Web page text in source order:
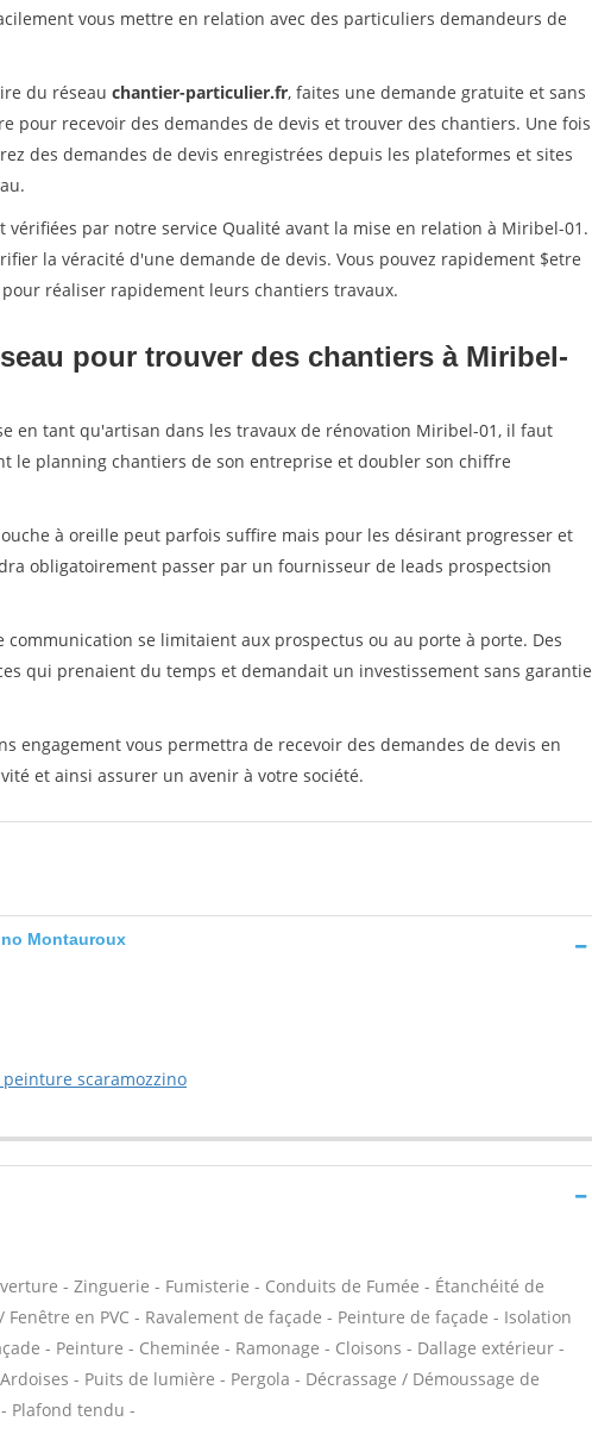
vous mettre en relation avec des particuliers demandeurs de
du réseau chantier-particulier.fr, faites une demande gratuite et sans
pour recevoir des demandes de devis et trouver des chantiers. Une fois
des demandes de devis enregistrées depuis les plateformes et sites
vérifiées par notre service Qualité avant la mise en relation à Miribel-01.
la véracité d'une demande de devis. Vous pouvez rapidement $etre
réaliser rapidement leurs chantiers travaux.
pour trouver des chantiers à Miribel-
en tant qu'artisan dans les travaux de rénovation Miribel-01, il faut
le planning chantiers de son entreprise et doubler son chiffre
à oreille peut parfois suffire mais pour les désirant progresser et
obligatoirement passer par un fournisseur de leads prospectsion
communication se limitaient aux prospectus ou au porte à porte. Des
qui prenaient du temps et demandait un investissement sans garantie
engagement vous permettra de recevoir des demandes de devis en
et ainsi assurer un avenir à votre société.
Montauroux
scaramozzino
- Zinguerie - Fumisterie - Conduits de Fumée - Étanchéité de
en PVC - Ravalement de façade - Peinture de façade - Isolation
- Peinture - Cheminée - Ramonage - Cloisons - Dallage extérieur -
- Puits de lumière - Pergola - Décrassage / Démoussage de
Plafond tendu -